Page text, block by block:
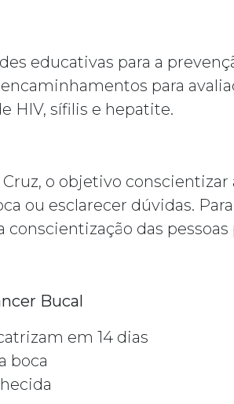
educativas para a
para
HIV, sífilis e hepatite.
o objetivo
ou esclarecer dúvidas.
conscientização das
Bucal
em 14 dias
boca